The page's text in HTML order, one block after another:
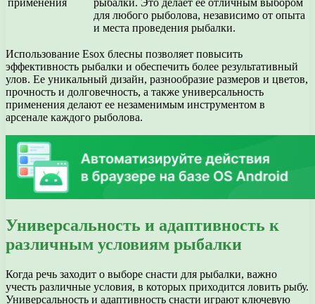
для любого рыболова, независимо от опыта
и места проведения рыбалки.
Использование Esox блесны позволяет повысить
эффективность рыбалки и обеспечить более результативный
улов. Ее уникальный дизайн, разнообразие размеров и цветов,
прочность и долговечность, а также универсальность
применения делают ее незаменимым инструментом в
арсенале каждого рыболова.
Универсальность и адаптивность к
различным условиям рыбалки
Когда речь заходит о выборе снасти для рыбалки, важно
учесть различные условия, в которых приходится ловить рыбу.
Универсальность и адаптивность снасти играют ключевую